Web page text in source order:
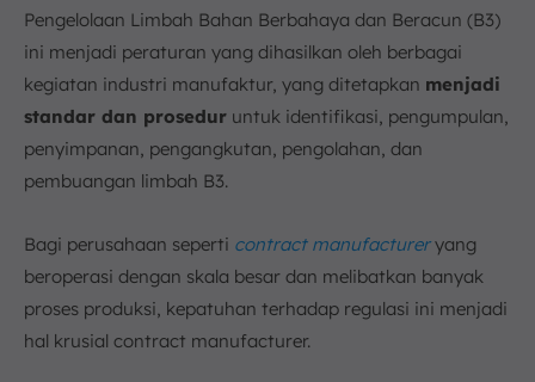
Pengelolaan Limbah Bahan Berbahaya dan Beracun (B3)
ini menjadi peraturan yang dihasilkan oleh berbagai
kegiatan industri manufaktur, yang ditetapkan menjadi
standar dan prosedur untuk identifikasi, pengumpulan,
penyimpanan, pengangkutan, pengolahan, dan
pembuangan limbah B3.
Bagi perusahaan seperti contract manufactureryang
beroperasi dengan skala besar dan melibatkan banyak
proses produksi, kepatuhan terhadap regulasi ini menjadi
hal krusial contract manufacturer.